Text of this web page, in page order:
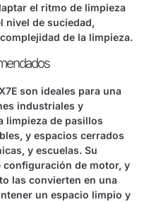
el ritmo de limpieza
nivel de suciedad,
de la limpieza.
son ideales para una
industriales y
limpieza de pasillos
y espacios cerrados
y escuelas. Su
de motor, y
las convierten en una
un espacio limpio y